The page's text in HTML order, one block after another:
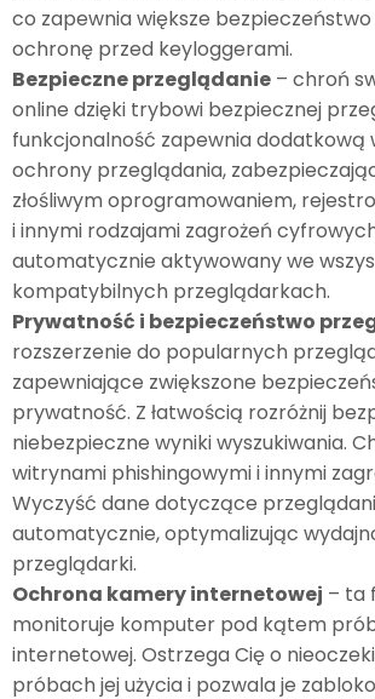
co zapewnia większe
ochronę przed keyloggerami.
Bezpieczne przeglądanie – chroń
online dzięki trybowi bezpiecznej
funkcjonalność zapewnia dodatkową
ochrony przeglądania,
złośliwym oprogramowaniem,
i innymi rodzajami zagrożeń
automatycznie aktywowany we
kompatybilnych przeglądarkach.
Prywatność i bezpieczeństwo
rozszerzenie do popularnych
zapewniające zwiększone
prywatność. Z łatwością rozróżnij
niebezpieczne wyniki wyszukiwania.
witrynami phishingowymi i innymi
Wyczyść dane dotyczące
automatycznie, optymalizując
przeglądarki.
Ochrona kamery internetowej – ta
monitoruje komputer pod kątem
internetowej. Ostrzega Cię o
próbach jej użycia i pozwala je